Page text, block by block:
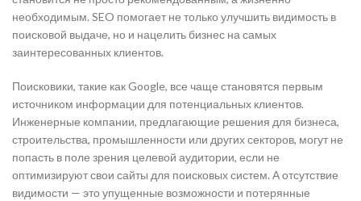
необходимым. SEO помогает не только улучшить видимость в
поисковой выдаче, но и нацелить бизнес на самых
заинтересованных клиентов.
Поисковики, такие как Google, все чаще становятся первым
источником информации для потенциальных клиентов.
Инженерные компании, предлагающие решения для бизнеса,
строительства, промышленности или других секторов, могут не
попасть в поле зрения целевой аудитории, если не
оптимизируют свои сайты для поисковых систем. А отсутствие
видимости — это упущенные возможности и потерянные